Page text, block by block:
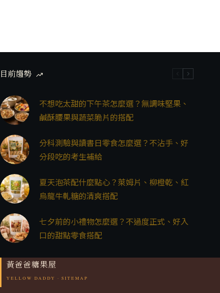
目前趨勢
不想吃太甜的下午茶怎麼選？無調味堅果、
鹹酥腰果與蔬菜脆片的搭配
分科測驗與讀書日零食怎麼選？不沾手、好
分段吃的考生補給
夏天泡茶配什麼點心？萊姆片、柳橙乾、紅
烏龍牛軋糖的清爽搭配
七夕前的小禮物怎麼選？不過度正式、好入
口的甜點零食搭配
黃爸爸糖果屋